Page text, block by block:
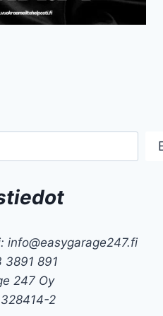
info@easygarage247.fi
3891 891
247 Oy
2